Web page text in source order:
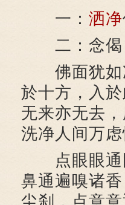
一： 洒净
二：念偈
佛面犹如
於十方，入
无来亦无去
洗净人间万
点眼眼通
鼻通遍嗅诸
尘刹，点意意